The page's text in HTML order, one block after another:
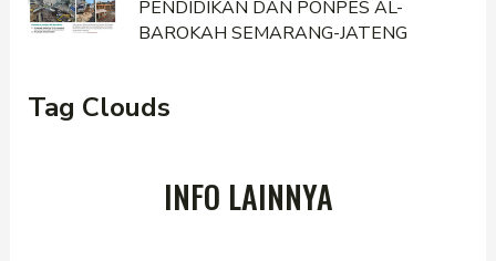
PENDIDIKAN DAN PONPES AL-
BAROKAH SEMARANG-JATENG
Tag Clouds
INFO LAINNYA